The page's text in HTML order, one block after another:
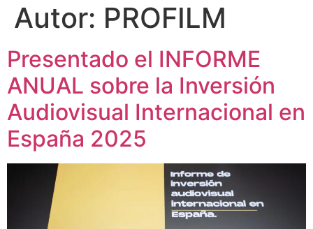
Autor: PROFILM
Presentado el INFORME
ANUAL sobre la Inversión
Audiovisual Internacional en
España 2025